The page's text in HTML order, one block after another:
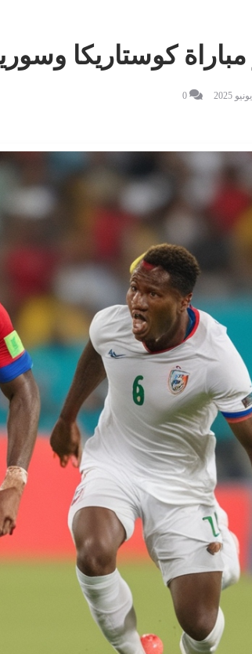
كوستاريكا
0